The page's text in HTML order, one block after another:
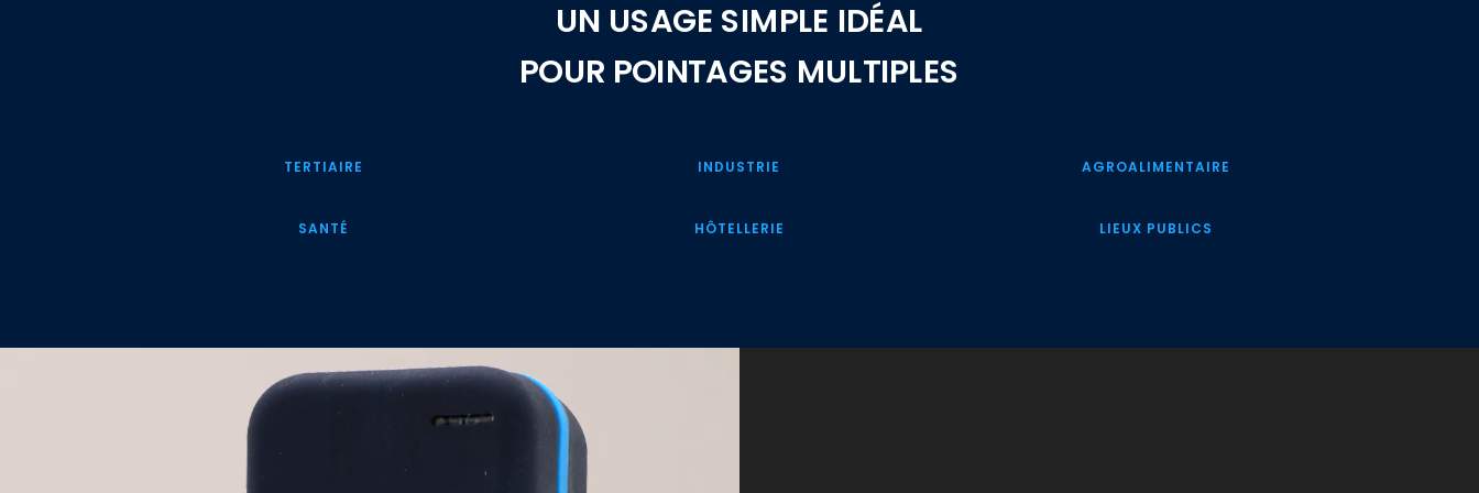
UN USAGE SIMPLE IDÉAL
POUR POINTAGES MULTIPLES
TERTIAIRE INDUSTRIE AGROALIMENTAIRE
SANTÉ HÔTELLERIE LIEUX PUBLICS